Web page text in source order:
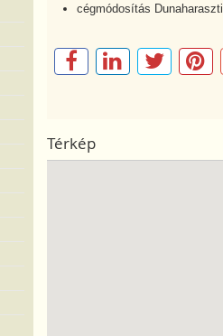
cégmódosítás Dunaharaszti
Térkép